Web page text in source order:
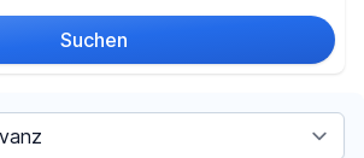
Suchen